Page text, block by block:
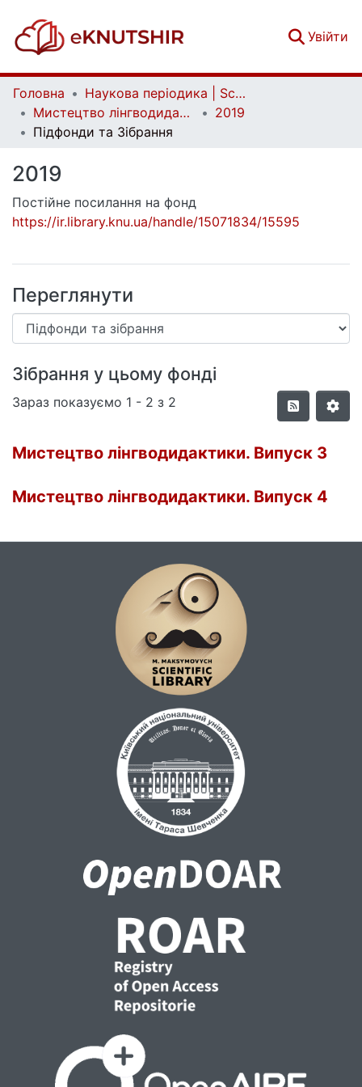
Увійти
Головна
Наукова періодика | Scientific periodicals
Мистецтво лінгводидактики | Ars Linguodidacticae
2019
Підфонди та Зібрання
2019
Постійне посилання на фонд
https://ir.library.knu.ua/handle/15071834/15595
Переглянути
Зібрання у цьому фонді
Зараз показуємо 1 - 2 з 2
Мистецтво лінгводидактики. Випуск 3
Мистецтво лінгводидактики. Випуск 4